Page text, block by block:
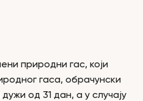
природни гас, који
гаса, обрачунски
од 31 дан, а у случају